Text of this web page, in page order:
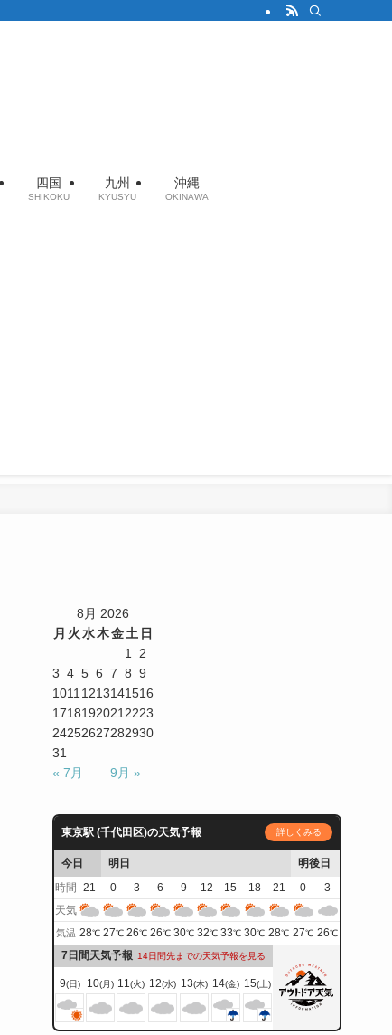
四国
SHIKOKU
九州
KYUSYU
沖縄
OKINAWA
8月 2026
月 火水木金土 日
1
2
3 4 5 6 7 8 9
1011 1213141516
1718192021 2223
24252627282930
31
« 7月
9月 »
東京駅 (千代田区)の天気予報 詳しくみる
今日 明日
明後日
時間
21 0 3 6 9 12 15 18 21 0
3
天気
気温 28℃ 27℃ 26℃ 26℃ 30℃ 32℃ 33℃ 30℃ 28℃ 27℃ 26℃
7日間天気予報 14日間先までの天気予報を見る
9(日) 10(月) 11(火) 12(水) 13(木) 14(金) 15(土)